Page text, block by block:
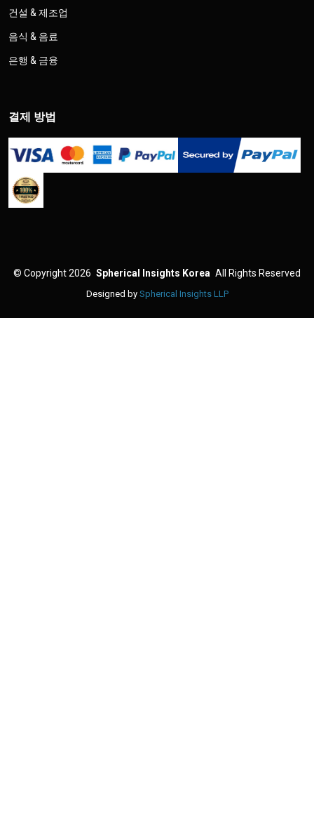
건설 & 제조업
음식 & 음료
은행 & 금융
결제 방법
© Copyright 2026 Spherical Insights Korea All Rights Reserved
Designed by Spherical Insights LLP